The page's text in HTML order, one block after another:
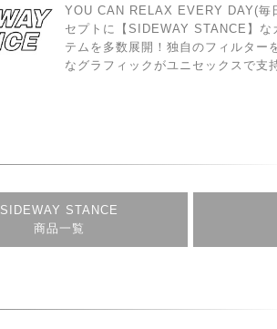
YOU CAN RELAX EVERY DAY(毎
セプトに【SIDEWAY STANCE】な
テムを多数展開！独自のフィルター
なグラフィックがユニセックスで支
SIDEWAY STANCE
商品一覧